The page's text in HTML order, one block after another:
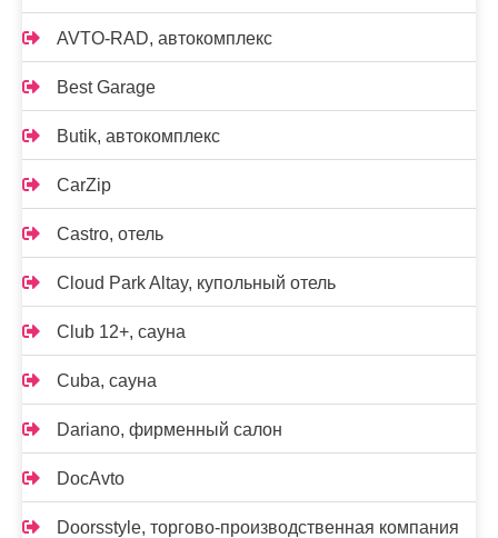
AVTO-RAD, автокомплекс
Best Garage
Butik, автокомплекс
CarZip
Castro, отель
Cloud Park Altay, купольный отель
Club 12+, сауна
Cuba, сауна
Dariano, фирменный салон
DocAvto
Doorsstyle, торгово-производственная компания